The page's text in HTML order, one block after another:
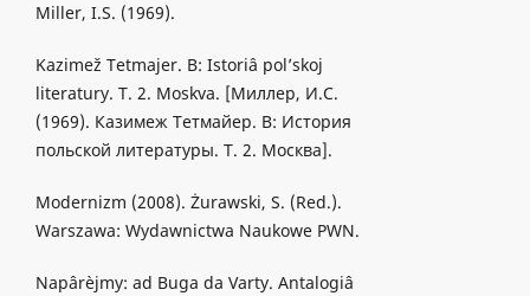
Miller, I.S. (1969).
Kazimež Tetmajer. B: Istoriâ pol’skoj
literatury. T. 2. Moskva. [Миллер, И.С.
(1969). Казимеж Тетмайер. B: История
польской литературы. Т. 2. Москва].
Modernizm (2008). Żurawski, S. (Red.).
Warszawa: Wydawnictwa Naukowe PWN.
Napârèjmy: ad Buga da Varty. Antalogiâ